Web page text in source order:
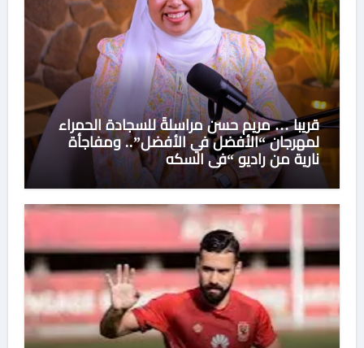
قريبا … مريم حسن مراسلةً للسجادة الحمراء
لمهرجان “الأفضل في الأفضل”.. ومفاجأة
نارية من راديو “في السكه